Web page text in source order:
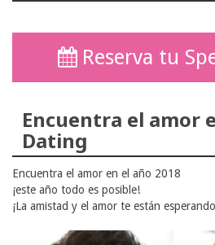
Reserva tu
Encuentra el amor
Dating
Encuentra el amor en el año 2018
¡este año todo es posible!
¡La amistad y el amor te están